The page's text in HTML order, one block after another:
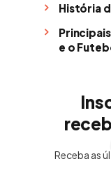
História
e o
Receba as